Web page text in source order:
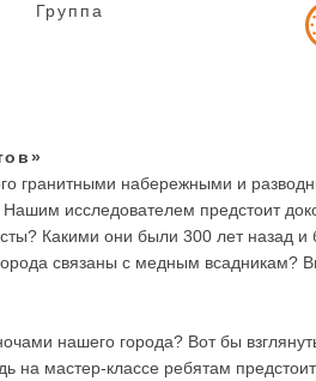
Группа
гранитными набережными и
исследователем предстоит
Какими они были 300 лет назад
связаны с медным всадникам?
нашего города? Вот бы
на мастер-классе ребятам предстоит